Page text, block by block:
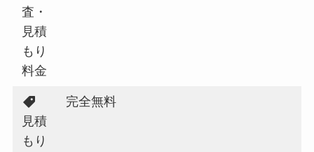
査・
見積
もり
料金
見積
もり
完全無料